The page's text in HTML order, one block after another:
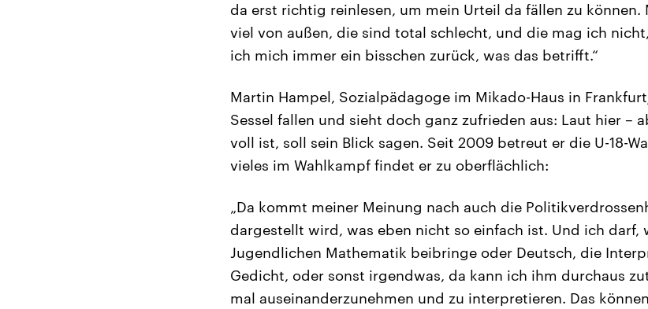
da erst richtig reinlesen, um mein Urteil da fällen zu können.
viel von außen, die sind total schlecht, und die mag ich
ich mich immer ein bisschen zurück, was das betrifft.“
Martin Hampel, Sozialpädagoge im Mikado-Haus in
Sessel fallen und sieht doch ganz zufrieden aus: Laut hier –
voll ist, soll sein Blick sagen. Seit 2009 betreut er die U-18-
vieles im Wahlkampf findet er zu oberflächlich:
„Da kommt meiner Meinung nach auch die
dargestellt wird, was eben nicht so einfach ist. Und ich darf,
Jugendlichen Mathematik beibringe oder Deutsch, die
Gedicht, oder sonst irgendwas, da kann ich ihm durchaus
mal auseinanderzunehmen und zu interpretieren. Das